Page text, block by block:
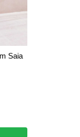
Saia